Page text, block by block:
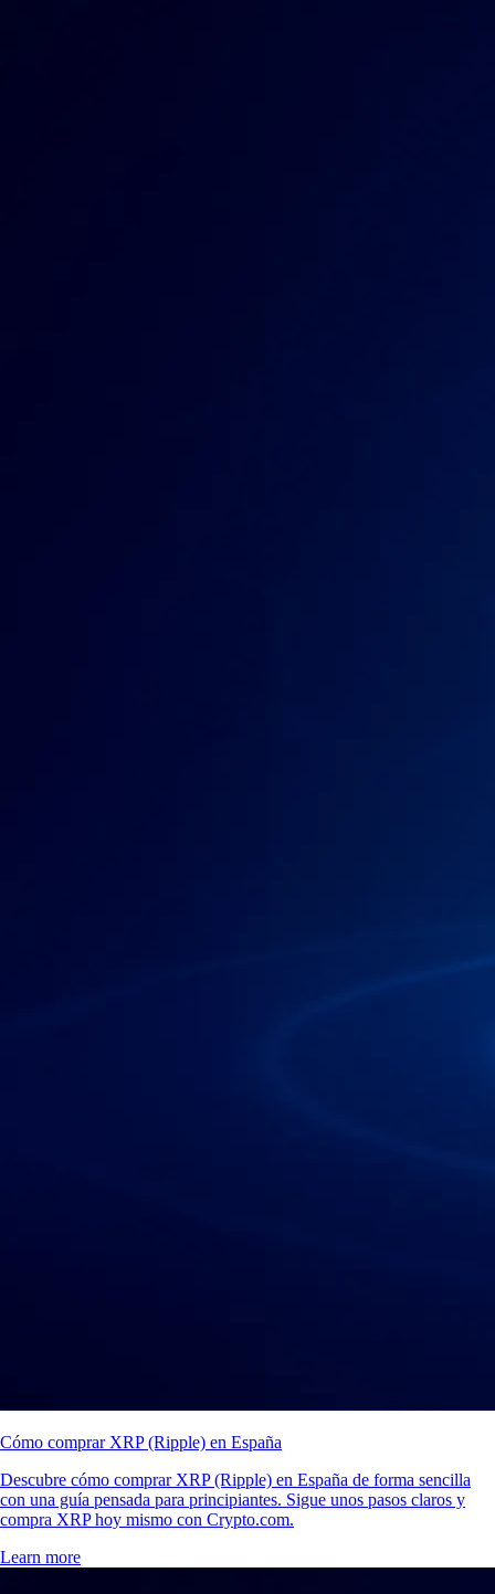
Cómo comprar XRP (Ripple) en España
Descubre cómo comprar XRP (Ripple) en España de forma sencilla
con una guía pensada para principiantes. Sigue unos pasos claros y
compra XRP hoy mismo con Crypto.com.
Learn more